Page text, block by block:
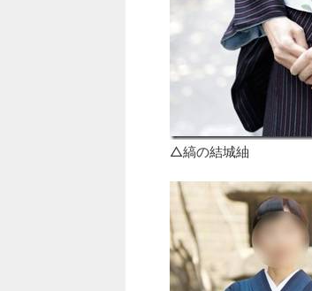
△縞の結城紬